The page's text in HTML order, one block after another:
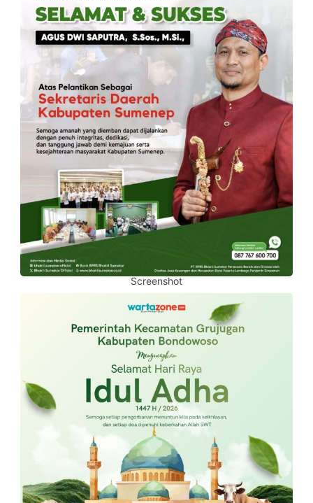
Screenshot